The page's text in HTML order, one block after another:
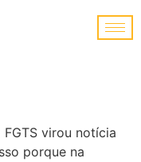
virou notícia
porque na